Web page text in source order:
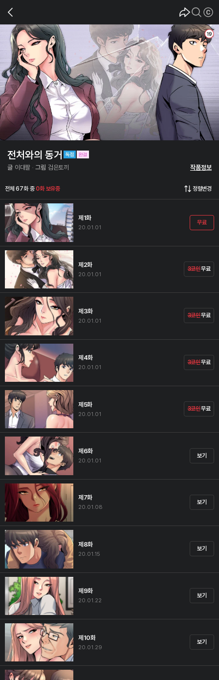
전처와의 동거
글 이대팔 그림 검은토끼 작품정보
전체 67화 중 0화 보유중 정렬변경
제1화
20.01.01
무료
제2화
20.01.01
3코인무료
제3화
20.01.01
3코인무료
제4화
20.01.01
3코인무료
제5화
20.01.01
3코인무료
제6화
20.01.01
보기
제7화
20.01.08
보기
제8화
20.01.15
보기
제9화
20.01.22
보기
제10화
20.01.29
보기